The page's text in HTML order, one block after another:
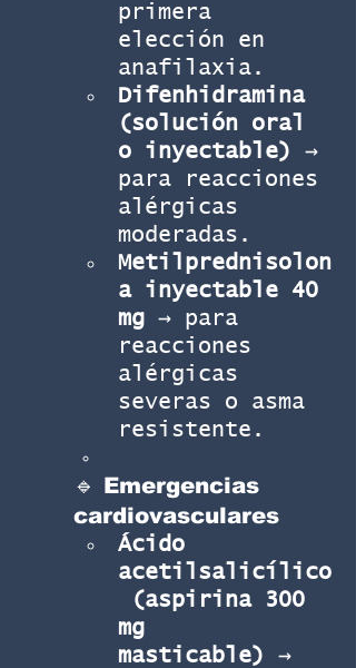
primera
elección en
anafilaxia.
Difenhidramina
(solución oral
o inyectable) →
para reacciones
alérgicas
moderadas.
Metilprednisolon
a inyectable 40
mg → para
reacciones
alérgicas
severas o asma
resistente.
🔹 Emergencias
cardiovasculares
Ácido
acetilsalicílico
(aspirina 300
mg
masticable) →